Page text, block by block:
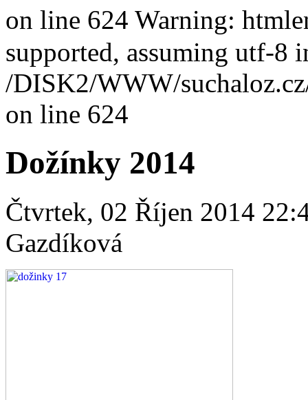
on line 624 Warning:
supported, assuming utf-8
/DISK2/WWW/
on line 624
Dožínky 2014
Čtvrtek, 02 Říjen 2014
Gazdíková